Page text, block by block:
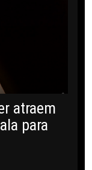
atraem
para